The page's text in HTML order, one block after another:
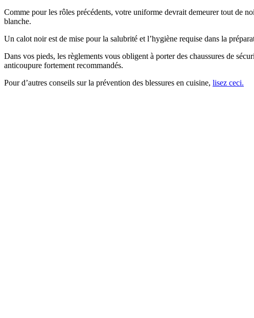
Comme pour les rôles précédents, votre uniforme devrait demeurer tout de
blanche.
Un calot noir est de mise pour la salubrité et l’hygiène requise dans la
Dans vos pieds, les règlements vous obligent à porter des chaussures de
anticoupure fortement recommandés.
Pour d’autres conseils sur la prévention des blessures en cuisine, lisez ceci.